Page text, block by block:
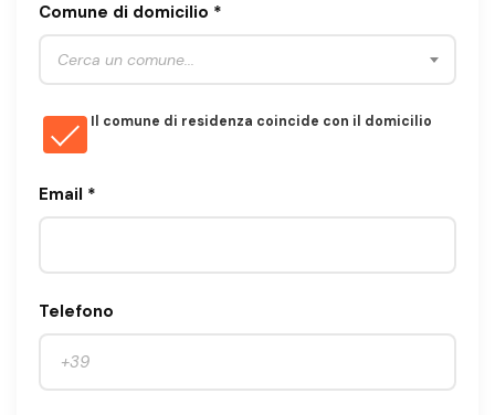
Comune di domicilio *
Cerca un comune...
Il comune di residenza coincide con il domicilio
Email *
Telefono